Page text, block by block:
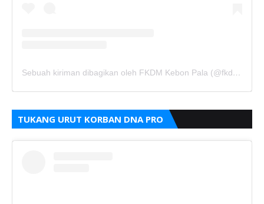
Sebuah kiriman dibagikan oleh FKDM Kebon Pala (@fkdm_kebonpala)
TUKANG URUT KORBAN DNA PRO